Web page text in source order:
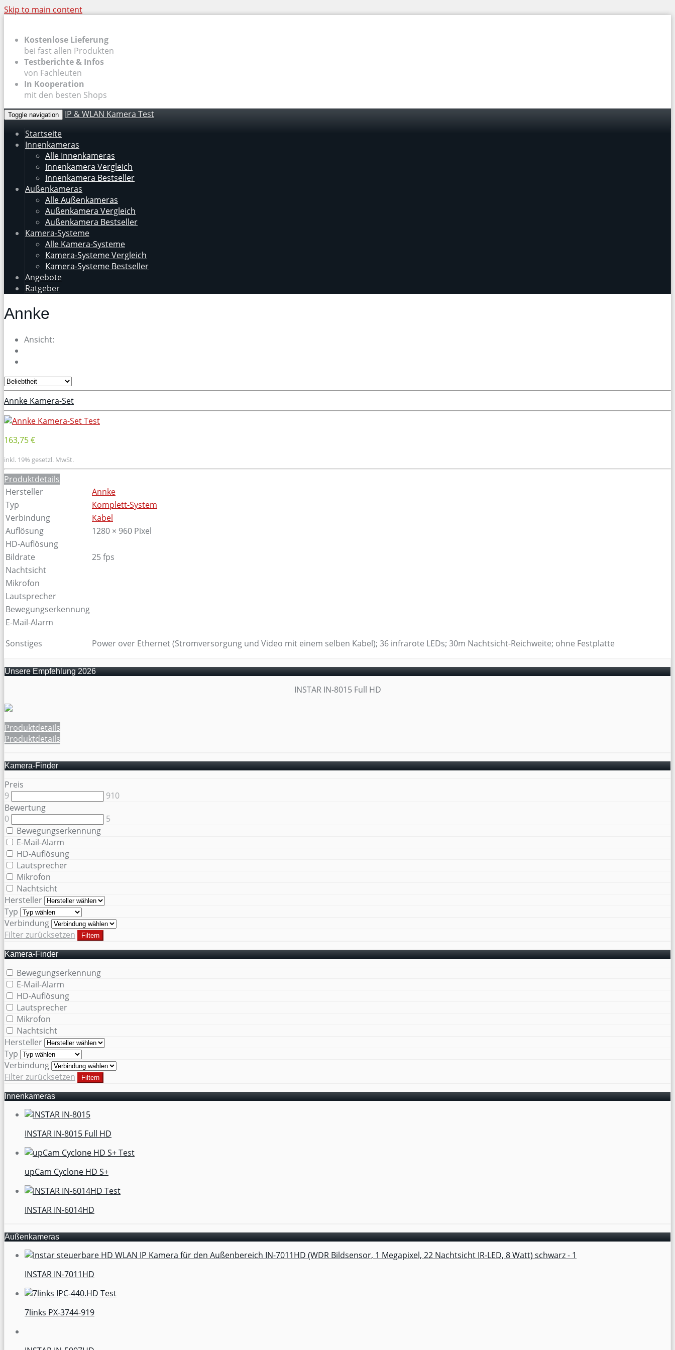
Skip to main content
Kostenlose Lieferung
bei fast allen Produkten
Testberichte & Infos
von Fachleuten
In Kooperation
mit den besten Shops
Toggle navigation
IP & WLAN Kamera Test
Startseite
Innenkameras
Alle Innenkameras
Innenkamera Vergleich
Innenkamera Bestseller
Außenkameras
Alle Außenkameras
Außenkamera Vergleich
Außenkamera Bestseller
Kamera-Systeme
Alle Kamera-Systeme
Kamera-Systeme Vergleich
Kamera-Systeme Bestseller
Angebote
Ratgeber
Annke
Ansicht:
Annke Kamera-Set
163,75 €
inkl. 19% gesetzl. MwSt.
Produktdetails
Hersteller
Annke
Typ
Komplett-System
Verbindung
Kabel
Auflösung
1280 × 960 Pixel
HD-Auflösung
Bildrate
25 fps
Nachtsicht
Mikrofon
Lautsprecher
Bewegungserkennung
E-Mail-Alarm
Sonstiges
Power over Ethernet (Stromversorgung und Video mit einem selben Kabel); 36 infrarote LEDs; 30m Nachtsicht-Reichweite; ohne Festplatte
Unsere Empfehlung 2026
INSTAR IN-8015 Full HD
Produktdetails
Produktdetails
Kamera-Finder
Preis
9
910
Bewertung
0
5
Bewegungserkennung
E-Mail-Alarm
HD-Auflösung
Lautsprecher
Mikrofon
Nachtsicht
Hersteller
Typ
Verbindung
Filter zurücksetzen
Filtern
Kamera-Finder
Bewegungserkennung
E-Mail-Alarm
HD-Auflösung
Lautsprecher
Mikrofon
Nachtsicht
Hersteller
Typ
Verbindung
Filter zurücksetzen
Filtern
Innenkameras
INSTAR IN-8015 Full HD
upCam Cyclone HD S+
INSTAR IN-6014HD
Außenkameras
INSTAR IN-7011HD
7links PX-3744-919